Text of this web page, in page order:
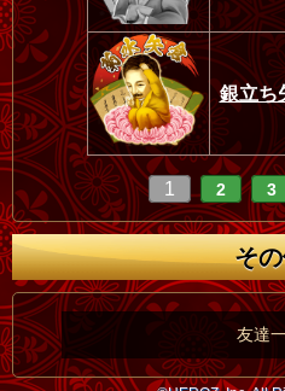
銀立ち
1 2 3
そ
友達